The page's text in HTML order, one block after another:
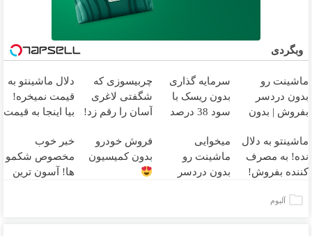
وبگردی
ماشینت رو
بدون دردسر
بفروش | بدون
سرمایه گذاری
بدون ریسک با
سود 38 درصد
چربیسوزی که
شگفتی لاغری
آسان را رقم زد!
دلال ماشینتو به
قیمت نمیخره!
بیا اینجا به قیمت
خریدار واقعی*
ماشینتو به دلال
نده! به مصرف
کننده بفروش!
یک تماس
میخوایی
ماشینت رو
بدون دردسر
فروش خودرو
بدون کمیسیون
خبر خوب
مخصوص شکمو
ها! آسون ترین
آلبوم